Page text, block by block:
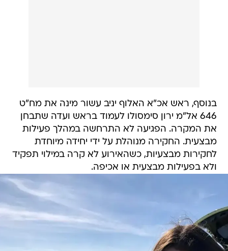
בנוסף, ראש אכ"א האלוף יניב עשור מינה את מח"ט
646 אל"מ ירון סימסולו לעמוד בראש ועדה שתבחן
את המקרה. הפגיעה לא התרחשה במהלך פעילות
מבצעית. החקירה מנוהלת על ידי יחידה מיוחדת
לחקירות מבצעיות, כשהאירוע לא קרה במילוי תפקיד
ולא בפעילות מבצעית או אכיפה.